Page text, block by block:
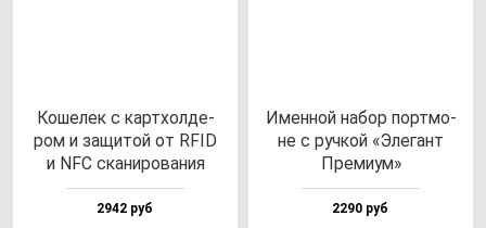
Коше­лек с кар­тхол­де­
ром и за­щи­той от RFID
и NFC ска­ни­ро­ва­ния
2942 руб
Имен­ной на­бор пор­тмо­
не с руч­кой «Эле­гант
Пре­ми­ум»
2290 руб